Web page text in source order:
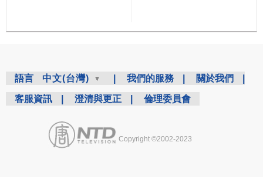
語言 中文(台灣) 我們的服務 關於我們
客服資訊 澄清與更正 倫理委員會
Copyright ©2002-2023